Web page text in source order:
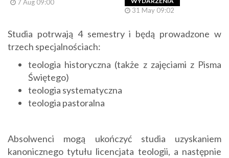
7 Aug 09:00
31 May 09:02
Studia potrwają 4 semestry i będą prowadzone w
trzech specjalnościach:
teologia historyczna (także z zajęciami z Pisma
Świętego)
teologia systematyczna
teologia pastoralna
Absolwenci mogą ukończyć studia uzyskaniem
kanonicznego tytułu licencjata teologii, a następnie